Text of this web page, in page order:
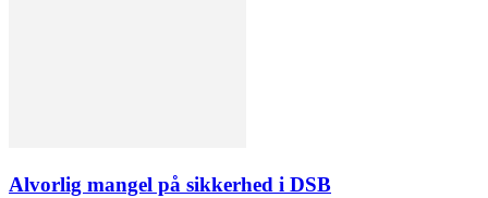
Alvorlig mangel på sikkerhed i DSB